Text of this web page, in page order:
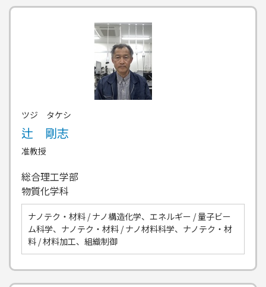
ツジ タケシ
辻 剛志
准教授
総合理工学部
物質化学科
ナノテク・材料 / ナノ構造化学、エネルギー / 量子ビー
ム科学、ナノテク・材料 / ナノ材料科学、ナノテク・材
料 / 材料加工、組織制御